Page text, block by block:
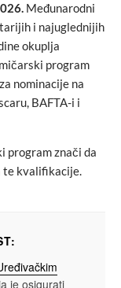
Međunarodni
i najuglednijih
okuplja
program
nominacije na
BAFTA-i i
program znači da
te kvalifikacije.
je osigurati